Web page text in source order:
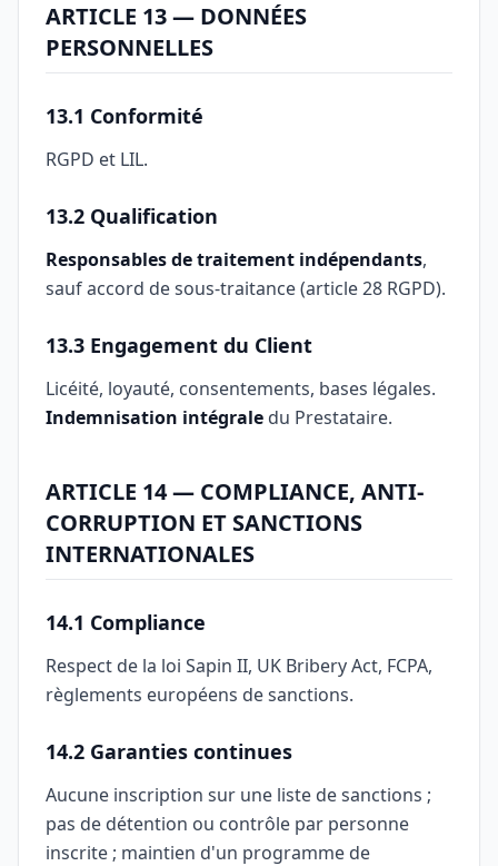
ARTICLE 13 — DONNÉES
PERSONNELLES
13.1 Conformité
RGPD et LIL.
13.2 Qualification
Responsables de traitement indépendants,
sauf accord de sous-traitance (article 28 RGPD).
13.3 Engagement du Client
Licéité, loyauté, consentements, bases légales.
Indemnisation intégrale du Prestataire.
ARTICLE 14 — COMPLIANCE, ANTI-
CORRUPTION ET SANCTIONS
INTERNATIONALES
14.1 Compliance
Respect de la loi Sapin II, UK Bribery Act, FCPA,
règlements européens de sanctions.
14.2 Garanties continues
Aucune inscription sur une liste de sanctions ;
pas de détention ou contrôle par personne
inscrite ; maintien d'un programme de